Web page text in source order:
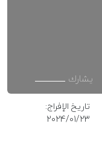
يشارك
تاريخ الإفراج:
2024/01/23